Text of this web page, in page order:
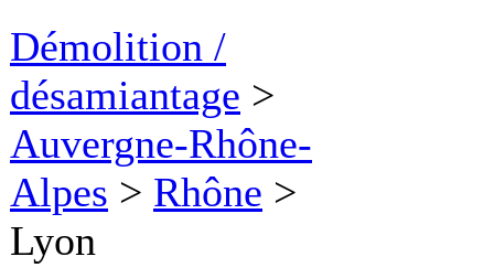
Démolition /
désamiantage >
Auvergne-Rhône-
Alpes > Rhône >
Lyon